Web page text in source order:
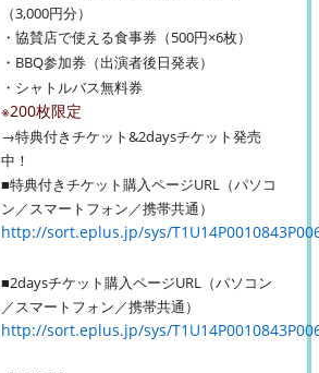
（3,000円分）
・協賛店で使える食事券（500円×6枚）
・BBQ参加券（出演者後日発表）
・シャトルバス無料券
※200枚限定
→特典付きチケット&2daysチケット発売
中！
■特典付きチケット購入ページURL（パソコ
ン／スマートフォン／携帯共通）
http://sort.eplus.jp/sys/
■2daysチケット購入ページURL（パソコン
／スマートフォン／携帯共通）
http://sort.eplus.jp/sys/